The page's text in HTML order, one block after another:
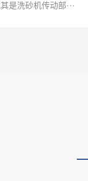
是洗砂机传动部···